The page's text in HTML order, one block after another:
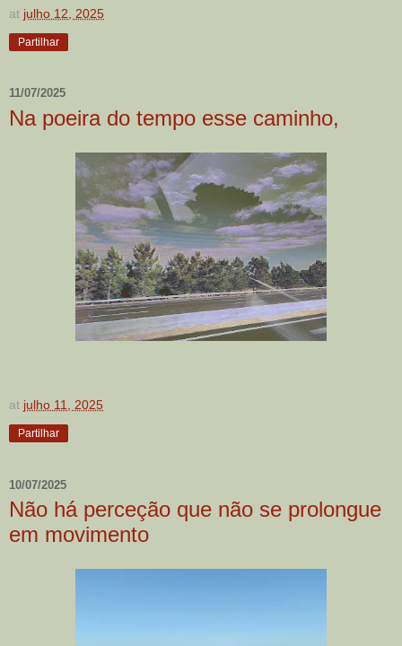
at julho 12, 2025
Partilhar
11/07/2025
Na poeira do tempo esse caminho,
at julho 11, 2025
Partilhar
10/07/2025
Não há perceção que não se prolongue
em movimento